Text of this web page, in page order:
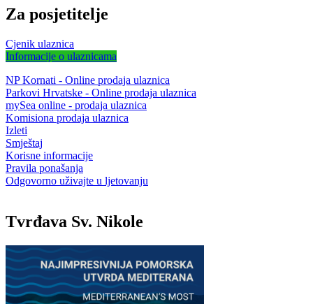
Za posjetitelje
Cjenik ulaznica
Informacije o ulaznicama
NP Kornati - Online prodaja ulaznica
Parkovi Hrvatske - Online prodaja ulaznica
mySea online - prodaja ulaznica
Komisiona prodaja ulaznica
Izleti
Smještaj
Korisne informacije
Pravila ponašanja
Odgovorno uživajte u ljetovanju
Tvrđava Sv. Nikole